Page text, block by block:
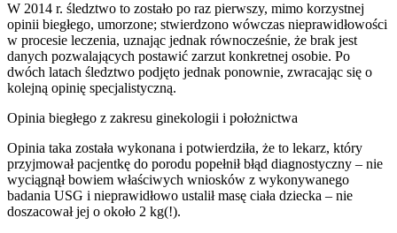
W 2014 r. śledztwo to zostało po raz pierwszy, mimo korzystnej
opinii biegłego, umorzone; stwierdzono wówczas nieprawidłowości
w procesie leczenia, uznając jednak równocześnie, że brak jest
danych pozwalających postawić zarzut konkretnej osobie. Po
dwóch latach śledztwo podjęto jednak ponownie, zwracając się o
kolejną opinię specjalistyczną.
Opinia biegłego z zakresu ginekologii i położnictwa
Opinia taka została wykonana i potwierdziła, że to lekarz, który
przyjmował pacjentkę do porodu popełnił błąd diagnostyczny – nie
wyciągnął bowiem właściwych wniosków z wykonywanego
badania USG i nieprawidłowo ustalił masę ciała dziecka – nie
doszacował jej o około 2 kg(!).